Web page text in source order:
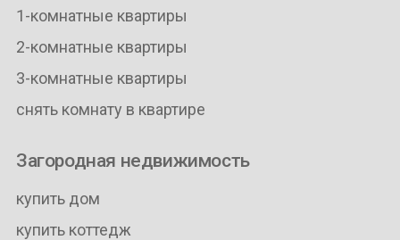
1-комнатные квартиры
2-комнатные квартиры
3-комнатные квартиры
снять комнату в квартире
Загородная недвижимость
купить дом
купить коттедж